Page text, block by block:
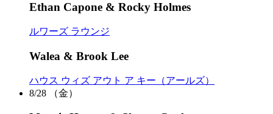
Ethan Capone & Rocky Holmes
ルワーズ ラウンジ
Walea & Brook Lee
ハウス ウィズ アウト ア キー（アールズ）
8/28
（金）